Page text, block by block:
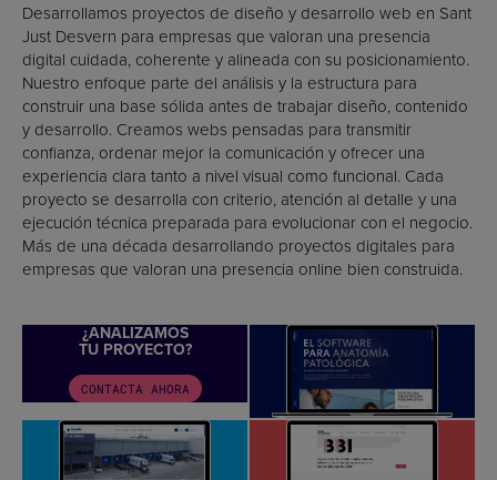
Desarrollamos proyectos de diseño y desarrollo web en Sant
Just Desvern para empresas que valoran una presencia
digital cuidada, coherente y alineada con su posicionamiento.
Nuestro enfoque parte del análisis y la estructura para
construir una base sólida antes de trabajar diseño, contenido
y desarrollo. Creamos webs pensadas para transmitir
confianza, ordenar mejor la comunicación y ofrecer una
experiencia clara tanto a nivel visual como funcional. Cada
proyecto se desarrolla con criterio, atención al detalle y una
ejecución técnica preparada para evolucionar con el negocio.
Más de una década desarrollando proyectos digitales para
empresas que valoran una presencia online bien construida.
¿ANALIZAMOS
TU PROYECTO?
CONTACTA AHORA